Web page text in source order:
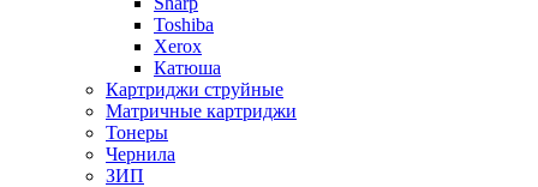
Toshiba
Xerox
Катюша
Картриджи струйные
Матричные картриджи
Тонеры
Чернила
ЗИП